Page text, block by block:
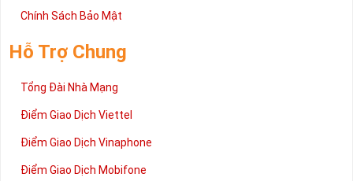
Chính Sách Bảo Mật
Hỗ Trợ Chung
Tổng Đài Nhà Mạng
Điểm Giao Dịch Viettel
Điểm Giao Dịch Vinaphone
Điểm Giao Dịch Mobifone